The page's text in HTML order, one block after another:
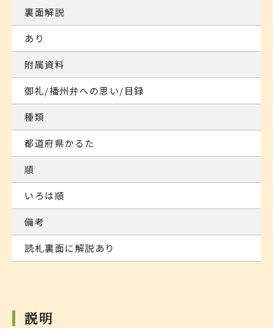
裏面解説
あり
附属資料
御礼/播州弁への思い/目録
種類
都道府県かるた
順
いろは順
備考
読札裏面に解説あり
説明